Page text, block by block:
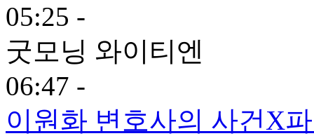
05:25 -
굿모닝 와이티엔
06:47 -
이원화 변호사의 사건X